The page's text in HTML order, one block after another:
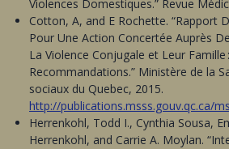
Violences Domestiques.” Revue
Cotton, A, and E Rochette. “Rapport
Pour Une Action Concertée Auprès
La Violence Conjugale et Leur
Recommandations.” Ministère de la
sociaux du Quebec, 2015.
http://publications.msss.gouv.qc.ca/
Herrenkohl, Todd I., Cynthia Sousa,
Herrenkohl, and Carrie A. Moylan.